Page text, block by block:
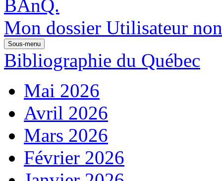
Mon dossier Utilisateur
Sous-menu
Bibliographie du Québec
Mai 2026
Avril 2026
Mars 2026
Février 2026